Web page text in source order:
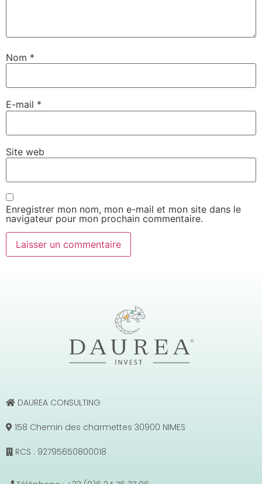
Nom *
E-mail *
Site web
Enregistrer mon nom, mon e-mail et mon site dans le
navigateur pour mon prochain commentaire.
DAUREA CONSULTING
158 Chemin des charmettes 30900 NIMES
RCS : 92795650800018